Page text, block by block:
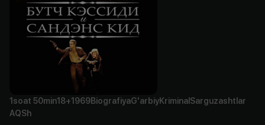
1soat 50min18+1969BiografiyaG'arbiyKriminal Sarguzashtlar
AQSh